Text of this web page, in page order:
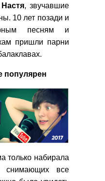
, звучавшие
10 лет позади и
песням и
пришли парни
популярен
только набирала
все